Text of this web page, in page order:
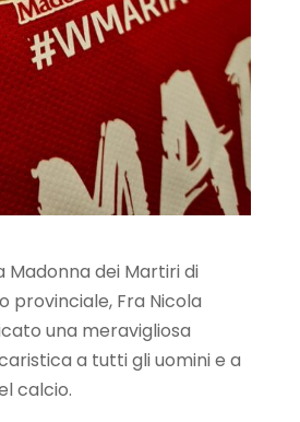
Madonna dei Martiri di
provinciale, Fra Nicola
una meravigliosa
a tutti gli uomini e a
calcio.